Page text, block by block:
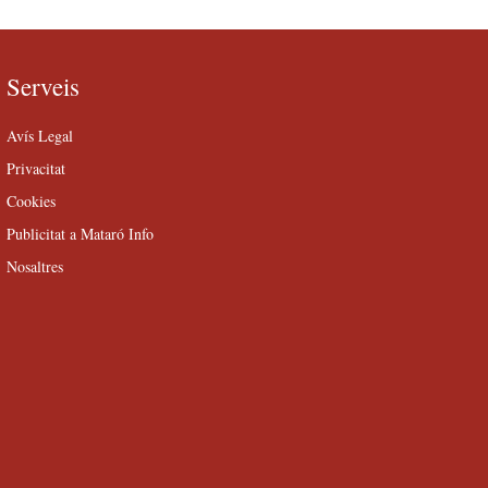
Serveis
Avís Legal
Privacitat
Cookies
Publicitat a Mataró Info
Nosaltres